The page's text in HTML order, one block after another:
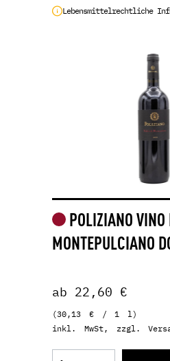
Lebensmittelrechtliche
POLIZIANO
MONTEPULCIANO
ab 22,60 €
(30,13 € / 1 l)
inkl. MwSt, zzgl.